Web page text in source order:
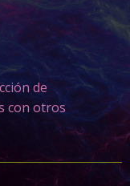
de
con otros